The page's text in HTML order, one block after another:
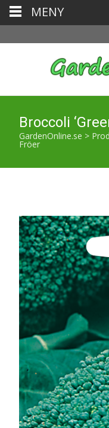
Broccoli
GardenOnline.se >
Fröer
MENY